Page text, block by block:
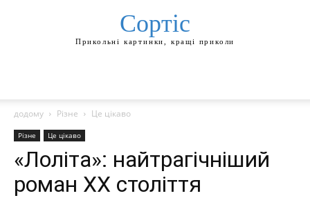
Сортіс
Прикольні картинки, кращі приколи
додому Різне Це цікаво
Різне Це цікаво
«Лоліта»: найтрагічніший
роман XX століття